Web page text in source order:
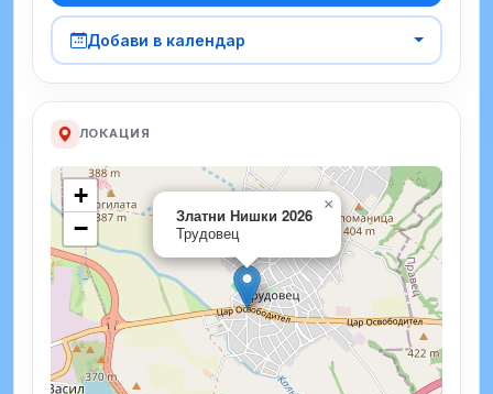
Добави в календар
ЛОКАЦИЯ
Златни Нишки 2026
Трудовец
×
+
−